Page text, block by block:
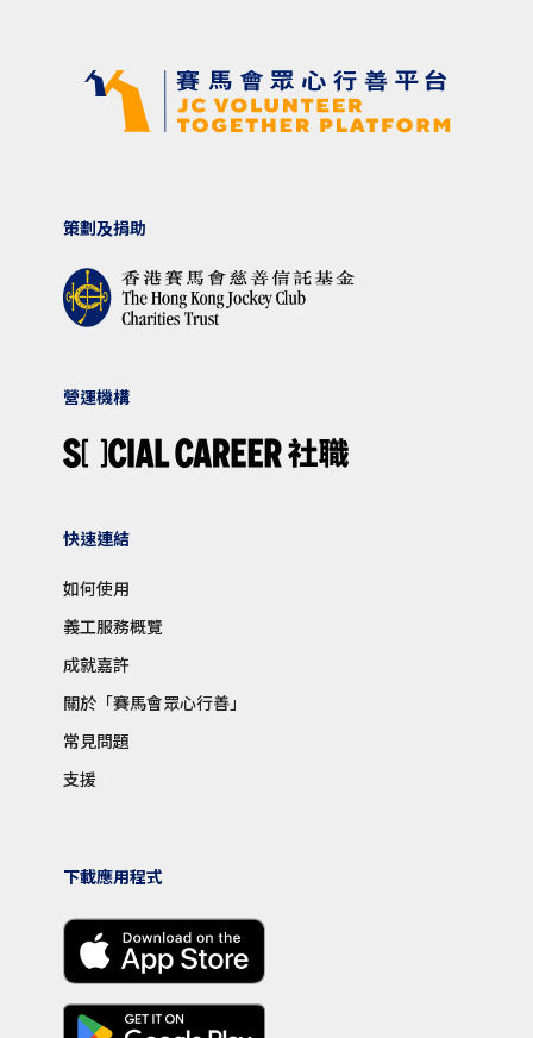
策劃及捐助
營運機構
快速連結
如何使用
義工服務概覽
成就嘉許
關於「賽馬會眾心行善」
常見問題
支援
下載應用程式